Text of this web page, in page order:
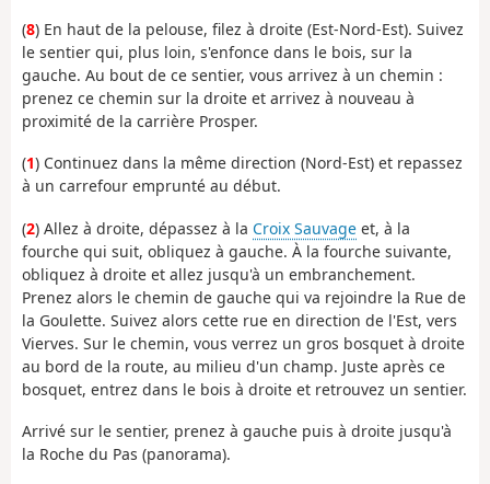
(8) En haut de la pelouse, filez à droite (Est-Nord-Est). Suivez
le sentier qui, plus loin, s'enfonce dans le bois, sur la
gauche. Au bout de ce sentier, vous arrivez à un chemin :
prenez ce chemin sur la droite et arrivez à nouveau à
proximité de la carrière Prosper.
(1) Continuez dans la même direction (Nord-Est) et repassez
à un carrefour emprunté au début.
(2) Allez à droite, dépassez à la Croix Sauvage et, à la
fourche qui suit, obliquez à gauche. À la fourche suivante,
obliquez à droite et allez jusqu'à un embranchement.
Prenez alors le chemin de gauche qui va rejoindre la Rue de
la Goulette. Suivez alors cette rue en direction de l'Est, vers
Vierves. Sur le chemin, vous verrez un gros bosquet à droite
au bord de la route, au milieu d'un champ. Juste après ce
bosquet, entrez dans le bois à droite et retrouvez un sentier.
Arrivé sur le sentier, prenez à gauche puis à droite jusqu'à
la Roche du Pas (panorama).